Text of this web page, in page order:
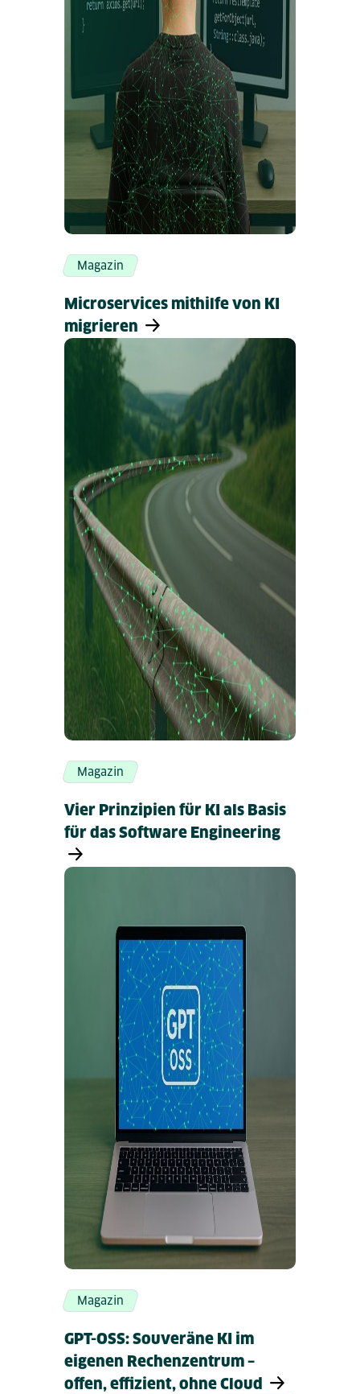
Magazin
Microservices mithilfe von KI
migrieren
Magazin
Vier Prinzipien für KI als Basis
für das Software Engineering
Magazin
GPT-OSS: Souveräne KI im
eigenen Rechenzentrum –
offen, effizient, ohne Cloud